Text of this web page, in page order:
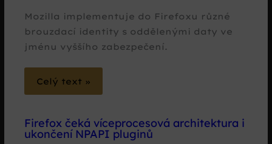
Mozilla implementuje do Firefoxu různé
brouzdací identity s oddělenými daty ve
jménu vyššího zabezpečení.
Celý text »
Firefox čeká víceprocesová architektura i
ukončení NPAPI pluginů